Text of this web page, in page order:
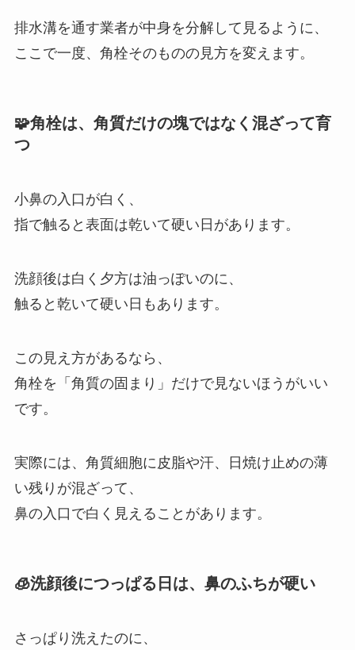
排水溝を通す業者が中身を分解して見るように、
ここで一度、角栓そのものの見方を変えます。
🧩角栓は、角質だけの塊ではなく混ざって育
つ
小鼻の入口が白く、
指で触ると表面は乾いて硬い日があります。
洗顔後は白く夕方は油っぽいのに、
触ると乾いて硬い日もあります。
この見え方があるなら、
角栓を「角質の固まり」だけで見ないほうがいい
です。
実際には、角質細胞に皮脂や汗、日焼け止めの薄
い残りが混ざって、
鼻の入口で白く見えることがあります。
🧊洗顔後につっぱる日は、鼻のふちが硬い
さっぱり洗えたのに、